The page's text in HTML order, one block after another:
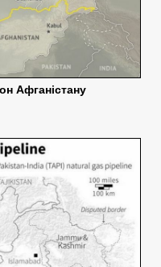
Афганістану